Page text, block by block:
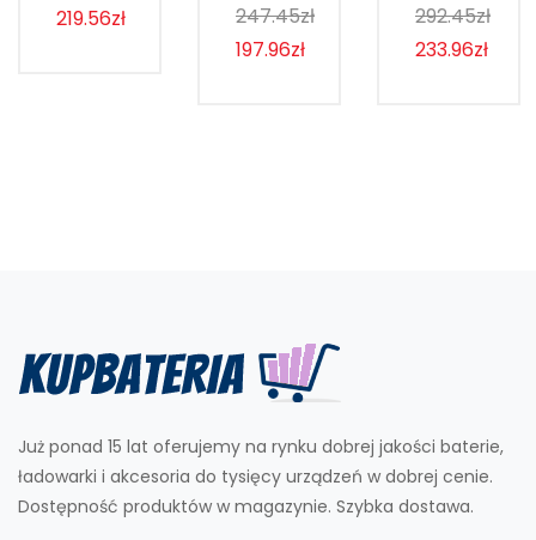
219.56zł
247.45zł
197.96zł
292.45zł
233.96zł
Już ponad 15 lat oferujemy na rynku dobrej jakości baterie,
ładowarki i akcesoria do tysięcy urządzeń w dobrej cenie.
Dostępność produktów w magazynie. Szybka dostawa.